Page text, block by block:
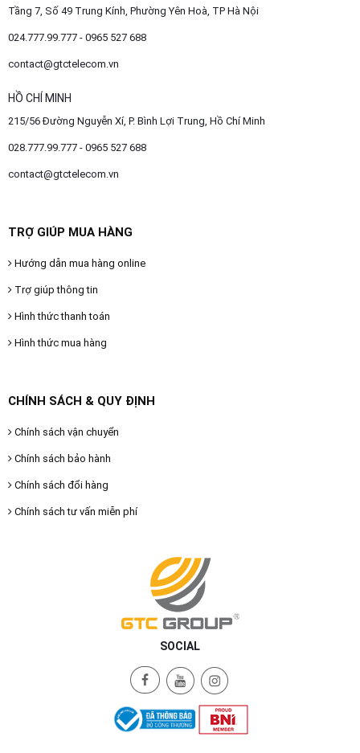
Tầng 7, Số 49 Trung Kính, Phường Yên Hoà, TP Hà Nội
024.777.99.777 - 0965 527 688
contact@gtctelecom.vn
HỒ CHÍ MINH
215/56 Đường Nguyễn Xí, P. Bình Lợi Trung, Hồ Chí Minh
028.777.99.777 - 0965 527 688
contact@gtctelecom.vn
TRỢ GIÚP MUA HÀNG
Hướng dẫn mua hàng online
Trợ giúp thông tin
Hình thức thanh toán
Hình thức mua hàng
CHÍNH SÁCH & QUY ĐỊNH
Chính sách vận chuyển
Chính sách bảo hành
Chính sách đổi hàng
Chính sách tư vấn miễn phí
SOCIAL